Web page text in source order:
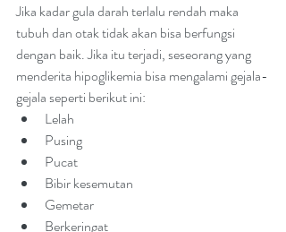
Jika kadar gula darah terlalu rendah maka
tubuh dan otak tidak akan bisa berfungsi
dengan baik. Jika itu terjadi, seseorang yang
menderita hipoglikemia bisa mengalami gejala-
gejala seperti berikut ini:
Lelah
Pusing
Pucat
Bibir kesemutan
Gemetar
Berkeringat